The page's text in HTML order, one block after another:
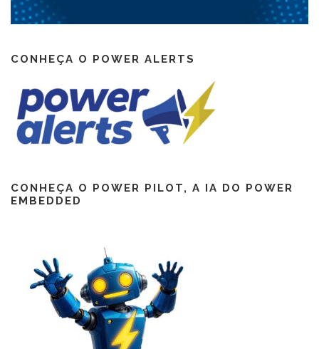
CONHEÇA O POWER ALERTS
CONHEÇA O POWER PILOT, A IA DO POWER
EMBEDDED